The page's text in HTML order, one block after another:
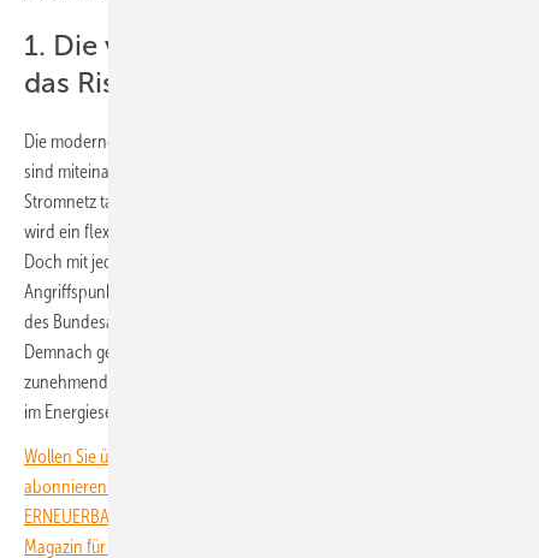
1. Die vernetzten Systeme erhöhen
das Risiko von Cyberangriffen
Die modernen Energieanlagen in Gebäuden und auf dem Freiland
sind miteinander vernetzt. Solaranlagen, Batteriespeicher und das
Stromnetz tauschen über das Internet Daten miteinander aus. Nur so
wird ein flexibler Betrieb der vielen dezentralen Anlagen möglich.
Doch mit jeder Verbindung steigt auch die Zahl potenzieller
Angriffspunkte. Die Expert:innen von SMA verweisen hier auf Angaben
des Bundesamts für Sicherheit in der Informationstechnik (BSI).
Demnach geraten hauptsächlich Solar- und Windkraftanlagen
zunehmend ins Visier der Angreifer. Die Zahl der gemeldeten Vorfälle
im Energiesektor steige kontinuierlich.
Wollen Sie über die Energiewende auf dem Laufenden bleiben? Dann
abonnieren Sie einfach den kostenlosen Newsletter von
ERNEUERBARE ENERGIEN – dem größten verbandsunabhängigen
Magazin für erneuerbare Energien in Deutschland!